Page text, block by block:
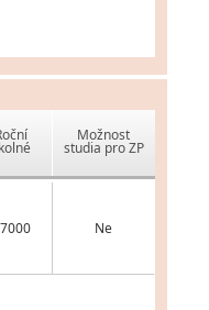
Možnost
studia pro ZP
Ne